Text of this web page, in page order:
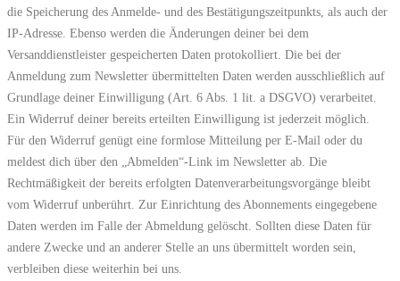
die Speicherung des Anmelde- und des Bestätigungszeitpunkts, als auch der
IP-Adresse. Ebenso werden die Änderungen deiner bei dem
Versanddienstleister gespeicherten Daten protokolliert. Die bei der
Anmeldung zum Newsletter übermittelten Daten werden ausschließlich auf
Grundlage deiner Einwilligung (Art. 6 Abs. 1 lit. a DSGVO) verarbeitet.
Ein Widerruf deiner bereits erteilten Einwilligung ist jederzeit möglich.
Für den Widerruf genügt eine formlose Mitteilung per E-Mail oder du
meldest dich über den „Abmelden“-Link im Newsletter ab. Die
Rechtmäßigkeit der bereits erfolgten Datenverarbeitungsvorgänge bleibt
vom Widerruf unberührt. Zur Einrichtung des Abonnements eingegebene
Daten werden im Falle der Abmeldung gelöscht. Sollten diese Daten für
andere Zwecke und an anderer Stelle an uns übermittelt worden sein,
verbleiben diese weiterhin bei uns.